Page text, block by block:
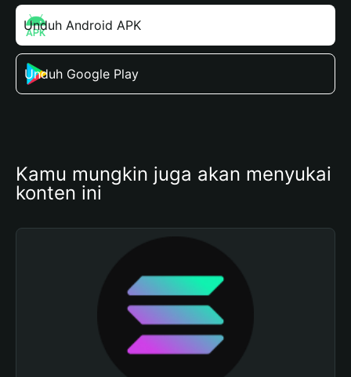
Unduh Android APK
Unduh Google Play
Kamu mungkin juga akan menyukai
konten ini